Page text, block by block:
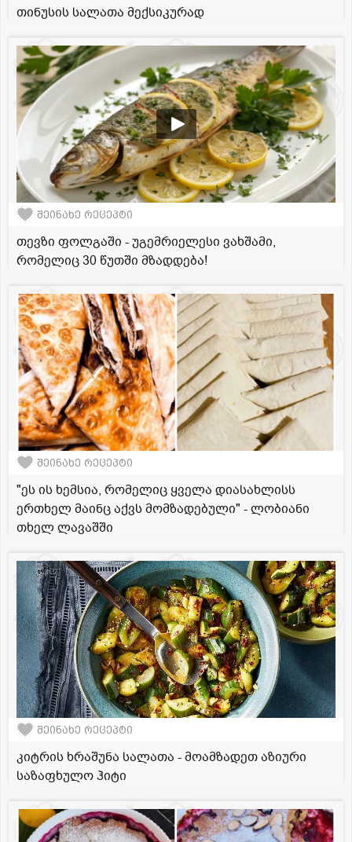
თინუსის სალათა მექსიკურად
შეინახე რეცეპტი
თევზი ფოლგაში - უგემრიელესი ვახშამი,
რომელიც 30 წუთში მზადდება!
შეინახე რეცეპტი
"ეს ის ხემსია, რომელიც ყველა დიასახლისს
ერთხელ მაინც აქვს მომზადებული" - ლობიანი
თხელ ლავაშში
შეინახე რეცეპტი
კიტრის ხრაშუნა სალათა - მოამზადეთ აზიური
საზაფხულო ჰიტი